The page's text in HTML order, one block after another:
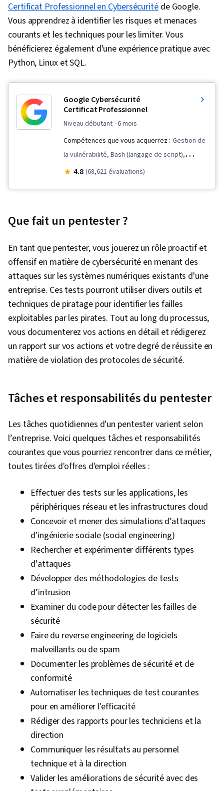
Certificat Professionnel en Cybersécuritéde Google.
Vous apprendrez à identifier les risques et menaces
courants et les techniques pour les limiter. Vous
bénéficierez également d'une expérience pratique avec
Python, Linux et SQL.
Google Cybersécurité
Certificat Professionnel
niveau débutant · 6 mois
Compétences que vous acquerrez : Gestion de
la vulnérabilité, Bash (langage de script),
Détection des points finaux et réponse,
Renseignements sur les cybermenaces,
menace, Protocoles de réseau, Linux, Détection
et prévention des intrusions, Gestion des
incidents de sécurité informatique,
Cybersécurité, Réponse aux incidents,
Débogage, Présence sur le web, SQL, Gestion
des incidents, Communication technique,
Sécurité des données, Éthique des données,
Workflows d'IA, Intelligence artificielle, Gestion
de la sécurité, Gestion des informations et des
Analyse du réseau, Surveillance du réseau,
Surveillance des événements, Langages de
requête, Contrôle continu, Contrôles de
sécurité, Gestion des documents,
Développement professionnel, Outils
d'ingénierie rapide, Ingénierie rapide, L'image
Gemini, IA générative, Compétences en matière
d'entretien, Risque cybernétique, Cyber-
attaques, Assurance de l'information, Stratégie
de sécurité, Systèmes d'exploitation,
Commandes Linux, Systèmes de fichiers,
Gestion des fichiers, Gestion des bases de
données, Comptes d'utilisateurs, Interface de
ligne de commande, Bases de données
relationnelles, Autorisation (informatique),
Linux, Bases de données, Fichier E/S,
Algorithmes, Automatisation des technologies
de l'information, Maintenabilité, Automatisation,
Importation/exportation de données, Principes
de programmation, Programmation
informatique, Développement du programme,
Pare-feu, Réseaux informatiques, Architecture
virtuels (VPN), Sécurité de l'informatique en
nuage, Mise en réseau générale, Infrastructure
de réseau, Évaluations de la vulnérabilité,
Informatique en nuage, Protection contre les
4.8 (68,621 évaluations)
Que fait un pentester ?
En tant que pentester, vous jouerez un rôle proactif et
offensif en matière de cybersécurité en menant des
attaques sur les systèmes numériques existants d'une
entreprise. Ces tests pourront utiliser divers outils et
techniques de piratage pour identifier les failles
exploitables par les pirates. Tout au long du processus,
vous documenterez vos actions en détail et rédigerez
un rapport sur vos actions et votre degré de réussite en
matière de violation des protocoles de sécurité.
Tâches et responsabilités du pentester
Les tâches quotidiennes d'un pentester varient selon
l’entreprise. Voici quelques tâches et responsabilités
courantes que vous pourriez rencontrer dans ce métier,
toutes tirées d'offres d'emploi réelles :
Effectuer des tests sur les applications, les
périphériques réseau et les infrastructures cloud
Concevoir et mener des simulations d’attaques
d'ingénierie sociale (social engineering)
Rechercher et expérimenter différents types
d'attaques
Développer des méthodologies de tests
d’intrusion
Examiner du code pour détecter les failles de
sécurité
Faire du reverse engineering de logiciels
malveillants ou de spam
Documenter les problèmes de sécurité et de
conformité
Automatiser les techniques de test courantes
pour en améliorer l'efficacité
Rédiger des rapports pour les techniciens et la
direction
Communiquer les résultats au personnel
technique et à la direction
Valider les améliorations de sécurité avec des